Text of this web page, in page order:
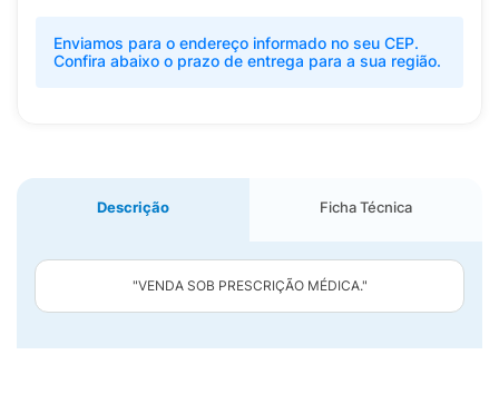
Enviamos para o endereço informado no seu CEP.
Confira abaixo o prazo de entrega para a sua região.
Descrição Ficha Técnica
"VENDA SOB PRESCRIÇÃO MÉDICA."